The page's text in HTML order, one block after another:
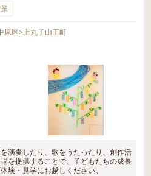
原区>上丸子山王町
演奏したり、歌をうたったり、創作活
を提供することで、子どもたちの成長
験・見学にお越しください。